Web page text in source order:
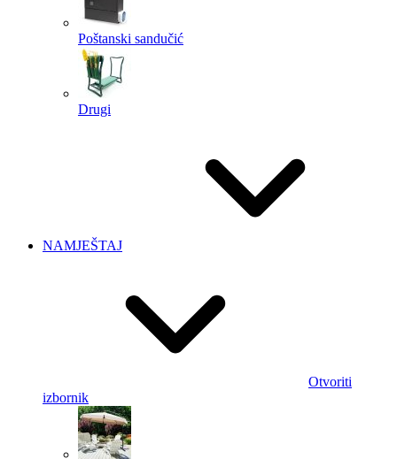
Poštanski sandučić
Drugi
NAMJEŠTAJ
Otvoriti
izbornik